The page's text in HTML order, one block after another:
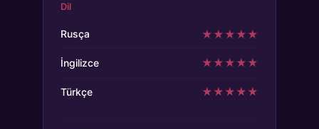
Dil
Rusça ★ ★ ★ ★ ★
İngilizce ★ ★ ★ ★ ★
Türkçe ★ ★ ★ ★ ★